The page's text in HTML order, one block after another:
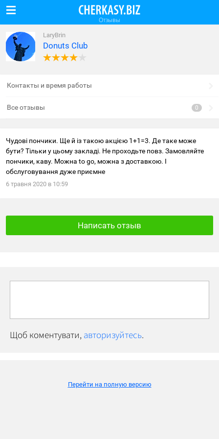
Отзывы
LaryBrin
Donuts Club
Контакты и время работы
Все отзывы
Чудові пончики. Ще й із такою акцією 1+1=3. Де таке може
бути? Тільки у цьому закладі. Не проходьте повз. Замовляйте
пончики, каву. Можна to go, можна з доставкою. І
обслуговування дуже приємне
6 травня 2020 в 10:59
Написать отзыв
Щоб коментувати, авторизуйтесь.
Перейти на полную версию